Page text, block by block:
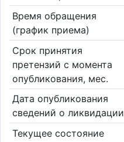
Время обращения
(график приема)
Срок принятия
претензий с момента
опубликования, мес.
Дата опубликования
сведений о ликвидации
Текущее состояние